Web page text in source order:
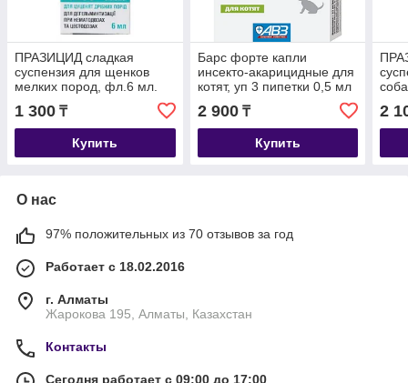
ПРАЗИЦИД сладкая
суспензия для щенков
мелких пород, фл.6 мл.
1 300 ₸
Купить
Барс форте капли
инсекто-акарицидные для
котят, уп 3 пипетки 0,5 мл
2 900₸
Купить
2
О нас
97% положительных из 70 отзывов за год
Работает с 18.02.2016
г. Алматы
Жарокова 195, Алматы, Казахстан
Контакты
Сегодня работает с 09:00 до 17:00